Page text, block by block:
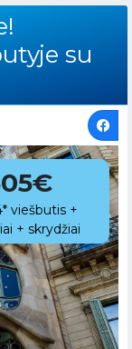
su
viešbutis +
+ skrydžiai